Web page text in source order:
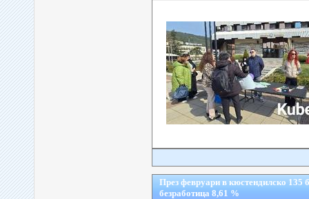
През февруари в кюстендилско 135
безработица 8,61 %